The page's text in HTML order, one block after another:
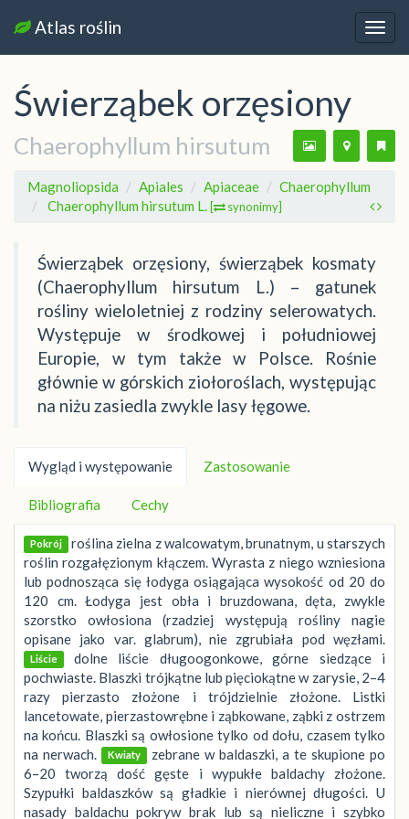
Atlas roślin
Świerząbek orzęsiony
Chaerophyllum hirsutum
Magnoliopsida Apiales Apiaceae
Chaerophyllum
Chaerophyllum hirsutum L. [ synonimy]
Świerząbek orzęsiony, świerząbek kosmaty
(Chaerophyllum hirsutum L.) – gatunek
rośliny wieloletniej z rodziny selerowatych.
Występuje w środkowej i południowej
Europie, w tym także w Polsce. Rośnie
głównie w górskich ziołoroślach, występując
na niżu zasiedla zwykle lasy łęgowe.
Wygląd i występowanie Zastosowanie
Bibliografia Cechy
Pokrój roślina zielna z walcowatym, brunatnym, u starszych
roślin rozgałęzionym kłączem. Wyrasta z niego wzniesiona
lub podnosząca się łodyga osiągająca wysokość od 20 do
120 cm. Łodyga jest obła i bruzdowana, dęta, zwykle
szorstko owłosiona (rzadziej występują rośliny nagie
opisane jako var. glabrum), nie zgrubiała pod węzłami.
Liście dolne liście długoogonkowe, górne siedzące i
pochwiaste. Blaszki trójkątne lub pięciokątne w zarysie, 2–4
razy pierzasto złożone i trójdzielnie złożone. Listki
lancetowate, pierzastowrębne i ząbkowane, ząbki z ostrzem
na końcu. Blaszki są owłosione tylko od dołu, czasem tylko
na nerwach.
Kwiaty zebrane w baldaszki, a te skupione po
6–20 tworzą dość gęste i wypukłe baldachy złożone.
Szypułki baldaszków są gładkie i nierównej długości. U
nasady baldachu pokryw brak lub są nieliczne i szybko